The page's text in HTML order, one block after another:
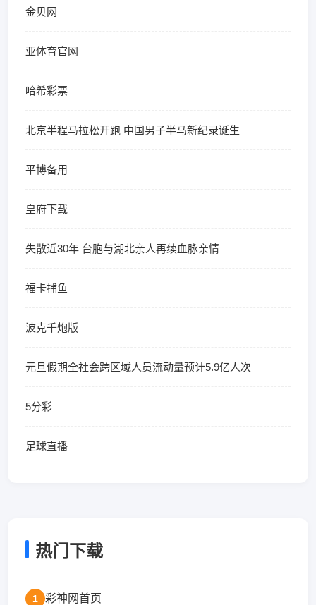
金贝网
亚体育官网
哈希彩票
北京半程马拉松开跑 中国男子半马新纪录诞生
平博备用
皇府下载
失散近30年 台胞与湖北亲人再续血脉亲情
福卡捕鱼
波克千炮版
元旦假期全社会跨区域人员流动量预计5.9亿人次
5分彩
足球直播
热门下载
1 彩神网首页